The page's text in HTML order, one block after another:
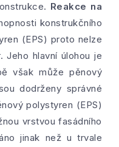
Reakce na
konstrukčního
(EPS) proto nelze
Jeho hlavní úlohou je
však může pěnový
dodrženy správné
polystyren (EPS)
vrstvou fasádního
jinak než u trvale